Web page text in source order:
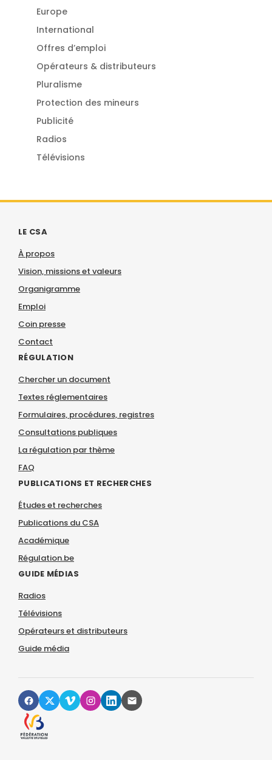
Europe
International
Offres d’emploi
Opérateurs & distributeurs
Pluralisme
Protection des mineurs
Publicité
Radios
Télévisions
LE CSA
À propos
Vision, missions et valeurs
Organigramme
Emploi
Coin presse
Contact
RÉGULATION
Chercher un document
Textes réglementaires
Formulaires, procédures, registres
Consultations publiques
La régulation par thème
FAQ
PUBLICATIONS ET RECHERCHES
Études et recherches
Publications du CSA
Académique
Régulation.be
GUIDE MÉDIAS
Radios
Télévisions
Opérateurs et distributeurs
Guide média